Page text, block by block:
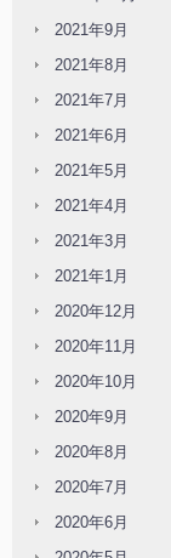
2021年9月
2021年8月
2021年7月
2021年6月
2021年5月
2021年4月
2021年3月
2021年1月
2020年12月
2020年11月
2020年10月
2020年9月
2020年8月
2020年7月
2020年6月